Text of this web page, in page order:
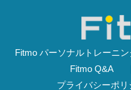
Fitmo パーソナルトレーニン
Fitmo Q&A
プライバシーポリ